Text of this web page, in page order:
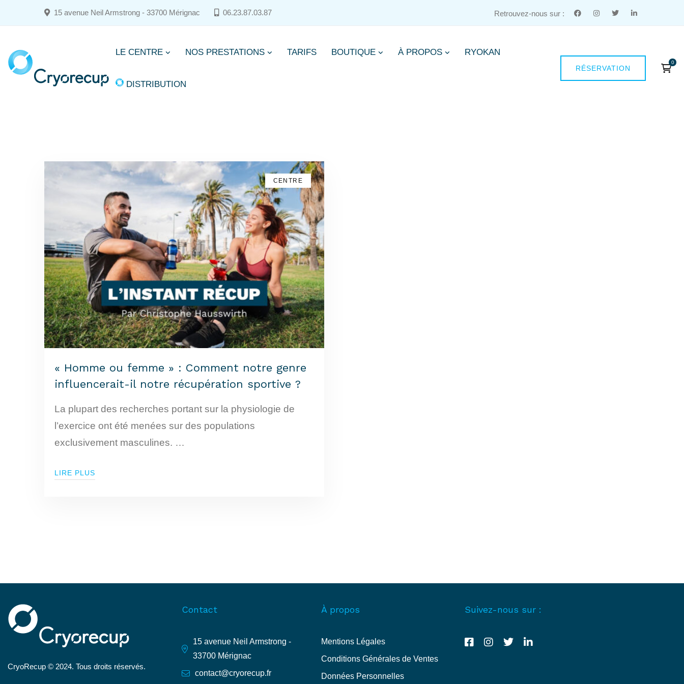
15 avenue Neil Armstrong - 33700 Mérignac 06.23.87.03.87 Retrouvez-nous sur :
LE CENTRE NOS PRESTATIONS TARIFS BOUTIQUE À PROPOS RYOKAN
DISTRIBUTION
RÉSERVATION
CENTRE
« Homme ou femme » : Comment notre genre
influencerait-il notre récupération sportive ?
La plupart des recherches portant sur la physiologie de
l’exercice ont été menées sur des populations
exclusivement masculines. …
LIRE PLUS
CryoRecup © 2024. Tous droits réservés.
Contact
15 avenue Neil Armstrong -
33700 Mérignac
contact@cryorecup.fr
À propos
Mentions Légales
Conditions Générales de Ventes
Données Personnelles
Suivez-nous sur :